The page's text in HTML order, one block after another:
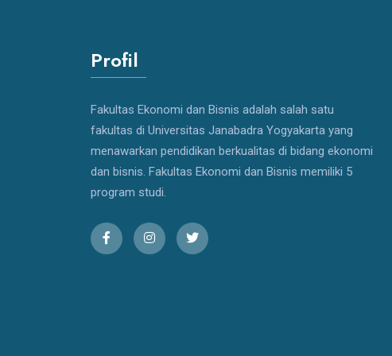
Profil
Fakultas Ekonomi dan Bisnis adalah salah satu
fakultas di Universitas Janabadra Yogyakarta yang
menawarkan pendidikan berkualitas di bidang ekonomi
dan bisnis. Fakultas Ekonomi dan Bisnis memiliki 5
program studi.